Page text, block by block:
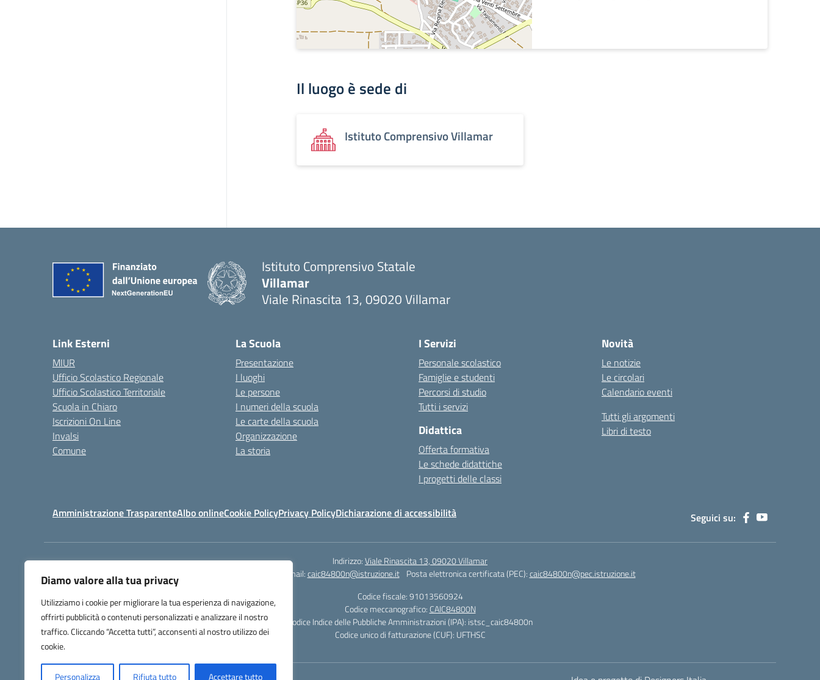
Diamo valore alla tua privacy
Utilizziamo i cookie per migliorare la tua esperienza di navigazione,
offrirti pubblicità o contenuti personalizzati e analizzare il nostro
traffico. Cliccando “Accetta tutti”, acconsenti al nostro utilizzo dei
cookie.
Personalizza Rifiuta tutto Accettare tutto
Il luogo è sede di
Istituto Comprensivo Villamar
Istituto Comprensivo Statale
Villamar
Viale Rinascita 13, 09020 Villamar
Link Esterni
MIUR
Ufficio Scolastico Regionale
Ufficio Scolastico Territoriale
Scuola in Chiaro
Iscrizioni On Line
Invalsi
Comune
La Scuola
Presentazione
I luoghi
Le persone
I numeri della scuola
Le carte della scuola
Organizzazione
La storia
I Servizi
Personale scolastico
Famiglie e studenti
Percorsi di studio
Tutti i servizi
Didattica
Offerta formativa
Le schede didattiche
I progetti delle classi
Novità
Le notizie
Le circolari
Calendario eventi
Tutti gli argomenti
Libri di testo
Amministrazione TrasparenteAlbo onlineCookie PolicyPrivacy PolicyDichiarazione di accessibilità Seguici su:
Indirizzo:Viale Rinascita 13, 09020 Villamar
Email:caic84800n@istruzione.it Posta elettronica certificata (PEC):caic84800n@pec.istruzione.it
Codice fiscale: 91013560924
Codice meccanografico: CAIC84800N
Codice Indice delle Pubbliche Amministrazioni (IPA): istsc_caic84800n
Codice unico di fatturazione (CUF): UFTHSC